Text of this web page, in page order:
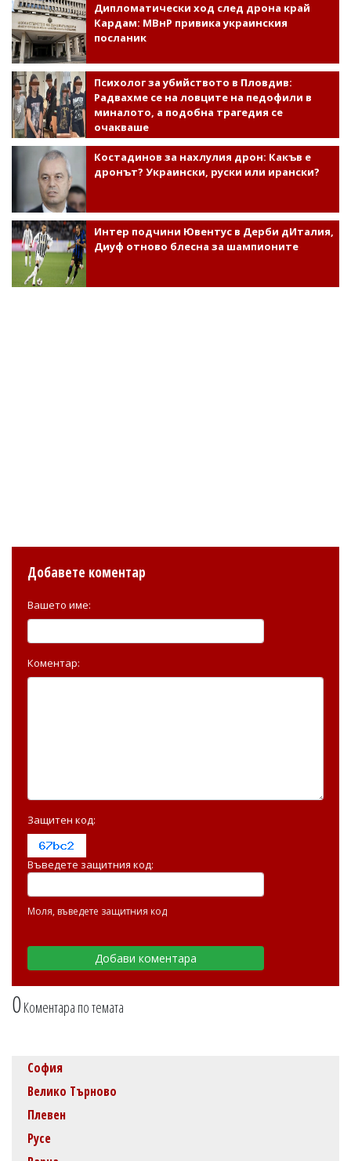
Дипломатически ход след дрона край
Кардам: МВнР привика украинския
посланик
Психолог за убийството в Пловдив:
Радвахме се на ловците на педофили в
миналото, а подобна трагедия се
очакваше
Костадинов за нахлулия дрон: Какъв е
дронът? Украински, руски или ирански?
Интер подчини Ювентус в Дерби дИталия,
Диуф отново блесна за шампионите
0Коментара по темата
Добавете коментар
Вашето име:
Коментар:
Защитен код:
Въведете защитния код:
Моля, въведете защитния код
София
Велико Търново
Плевен
Русе